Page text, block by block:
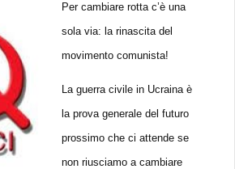
Per cambiare rotta c’è una
sola via: la rinascita del
movimento comunista!
La guerra civile in Ucraina è
la prova generale del futuro
prossimo che ci attende se
non riusciamo a cambiare